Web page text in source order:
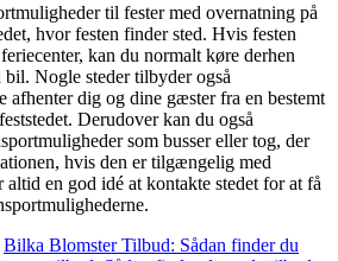
til fester med overnatning på
hvor festen finder sted. Hvis festen
kan du normalt køre derhen
Nogle steder tilbyder også
afhenter dig og dine gæster fra en bestemt
Derudover kan du også
som busser eller tog, der
hvis den er tilgængelig med
en god idé at kontakte stedet for at få
Bilka Blomster Tilbud: Sådan finder du